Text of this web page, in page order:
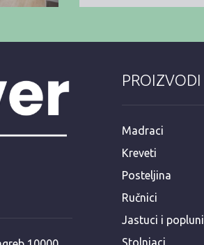
PROIZVODI
Madraci
Kreveti
Posteljina
Ručnici
Jastuci i popluni
Stolnjaci